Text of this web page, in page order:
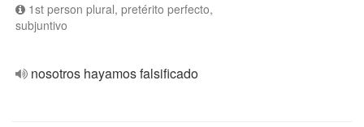
1st person plural, pretérito perfecto,
subjuntivo
nosotros hayamos falsificado